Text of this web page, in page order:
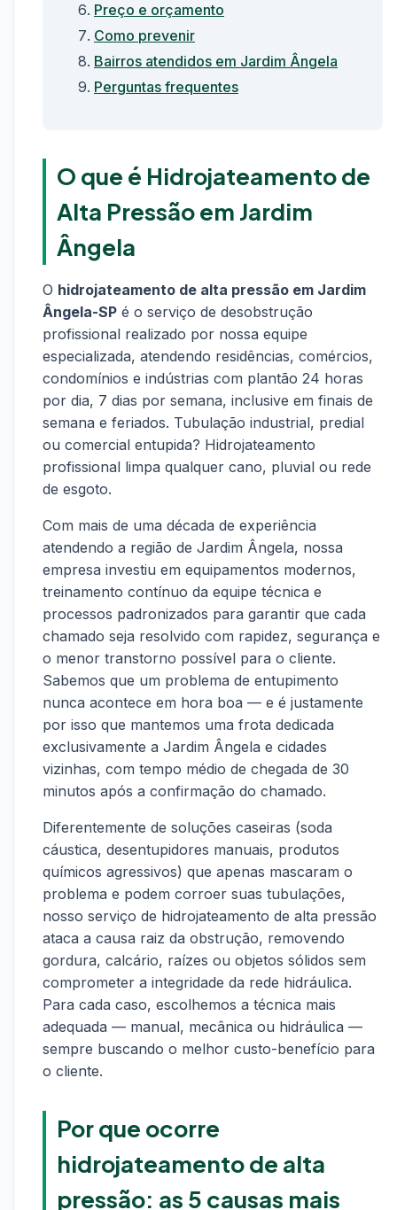
Preço e orçamento
Como prevenir
Bairros atendidos em Jardim Ângela
Perguntas frequentes
O que é Hidrojateamento de
Alta Pressão em Jardim
Ângela
O hidrojateamento de alta pressão em Jardim
Ângela-SP é o serviço de desobstrução
profissional realizado por nossa equipe
especializada, atendendo residências, comércios,
condomínios e indústrias com plantão 24 horas
por dia, 7 dias por semana, inclusive em finais de
semana e feriados. Tubulação industrial, predial
ou comercial entupida? Hidrojateamento
profissional limpa qualquer cano, pluvial ou rede
de esgoto.
Com mais de uma década de experiência
atendendo a região de Jardim Ângela, nossa
empresa investiu em equipamentos modernos,
treinamento contínuo da equipe técnica e
processos padronizados para garantir que cada
chamado seja resolvido com rapidez, segurança e
o menor transtorno possível para o cliente.
Sabemos que um problema de entupimento
nunca acontece em hora boa — e é justamente
por isso que mantemos uma frota dedicada
exclusivamente a Jardim Ângela e cidades
vizinhas, com tempo médio de chegada de 30
minutos após a confirmação do chamado.
Diferentemente de soluções caseiras (soda
cáustica, desentupidores manuais, produtos
químicos agressivos) que apenas mascaram o
problema e podem corroer suas tubulações,
nosso serviço de hidrojateamento de alta pressão
ataca a causa raiz da obstrução, removendo
gordura, calcário, raízes ou objetos sólidos sem
comprometer a integridade da rede hidráulica.
Para cada caso, escolhemos a técnica mais
adequada — manual, mecânica ou hidráulica —
sempre buscando o melhor custo-benefício para
o cliente.
Por que ocorre
hidrojateamento de alta
pressão: as 5 causas mais